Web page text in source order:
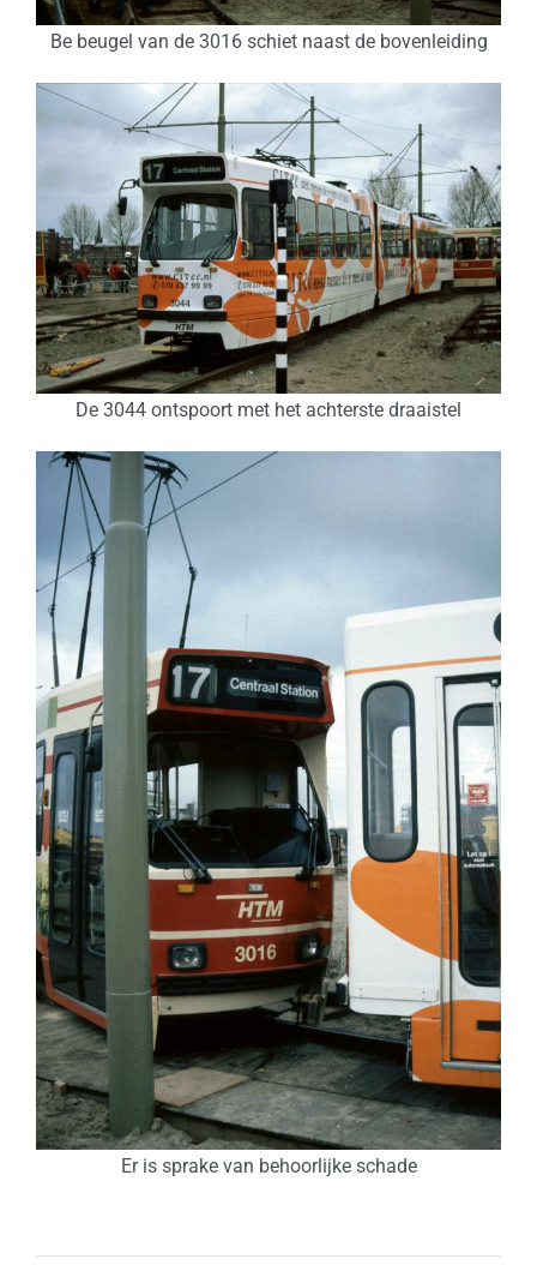
Be beugel van de 3016 schiet naast de bovenleiding
De 3044 ontspoort met het achterste draaistel
Er is sprake van behoorlijke schade